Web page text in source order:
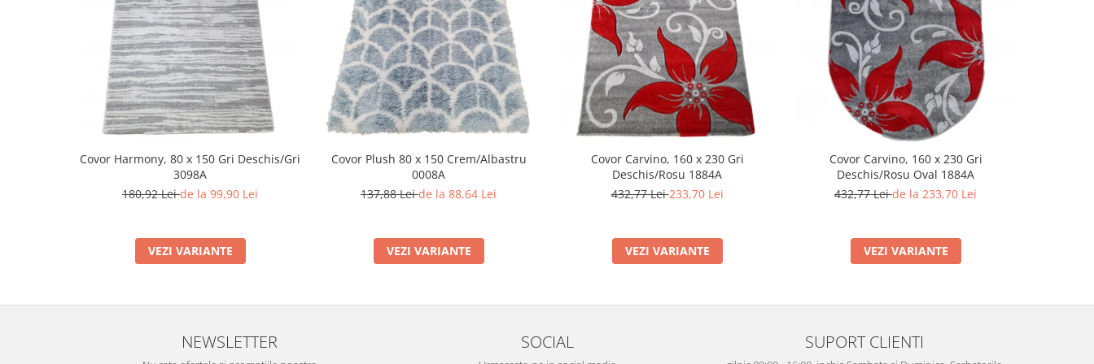
Covor Harmony, 80 x 150 Gri Deschis/Gri
3098A
180,92 Leide la 99,90 Lei
VEZI VARIANTE
Covor Plush 80 x 150 Crem/Albastru
0008A
137,88 Leide la 88,64 Lei
VEZI VARIANTE
Covor Carvino, 160 x 230 Gri
Deschis/Rosu 1884A
432,77 Lei233,70 Lei
VEZI VARIANTE
Covor Carvino, 160 x 230 Gri
Deschis/Rosu Oval 1884A
432,77 Leide la 233,70 Lei
VEZI VARIANTE
NEWSLETTER SOCIAL SUPORT CLIENTI